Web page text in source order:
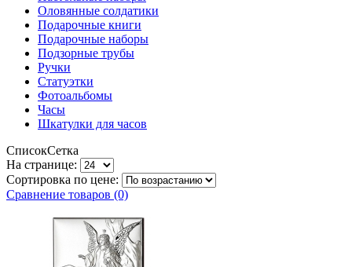
Оловянные солдатики
Подарочные книги
Подарочные наборы
Подзорные трубы
Ручки
Статуэтки
Фотоальбомы
Часы
Шкатулки для часов
СписокСетка
На странице:
Сортировка по цене:
Сравнение товаров (0)